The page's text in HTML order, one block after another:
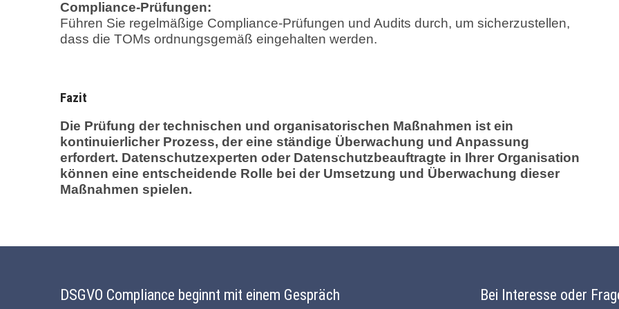
Compliance-Prüfungen:
Führen Sie regelmäßige Compliance-Prüfungen und Audits durch, um sicherzustellen,
dass die TOMs ordnungsgemäß eingehalten werden.
Fazit
Die Prüfung der technischen und organisatorischen Maßnahmen ist ein
kontinuierlicher Prozess, der eine ständige Überwachung und Anpassung
erfordert. Datenschutzexperten oder Datenschutzbeauftragte in Ihrer Organisation
können eine entscheidende Rolle bei der Umsetzung und Überwachung dieser
Maßnahmen spielen.
DSGVO Compliance beginnt mit einem Gespräch Bei Interesse oder